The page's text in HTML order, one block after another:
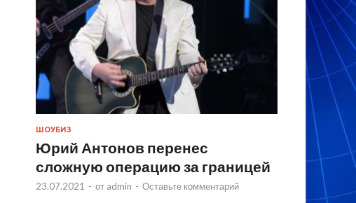
ШОУБИЗ
Юрий Антонов перенес
сложную операцию за границей
23.07.2021 - от admin - Оставьте комментарий